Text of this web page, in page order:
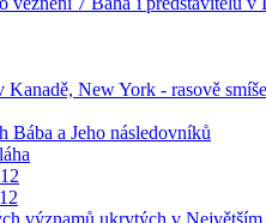
New York - rasově
Bába a Jeho následovníků
významů ukrytých v Největším